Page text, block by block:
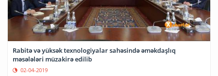
Rabitə və yüksək texnologiyalar sahəsində əməkdaşlıq
məsələləri müzakirə edilib
02-04-2019